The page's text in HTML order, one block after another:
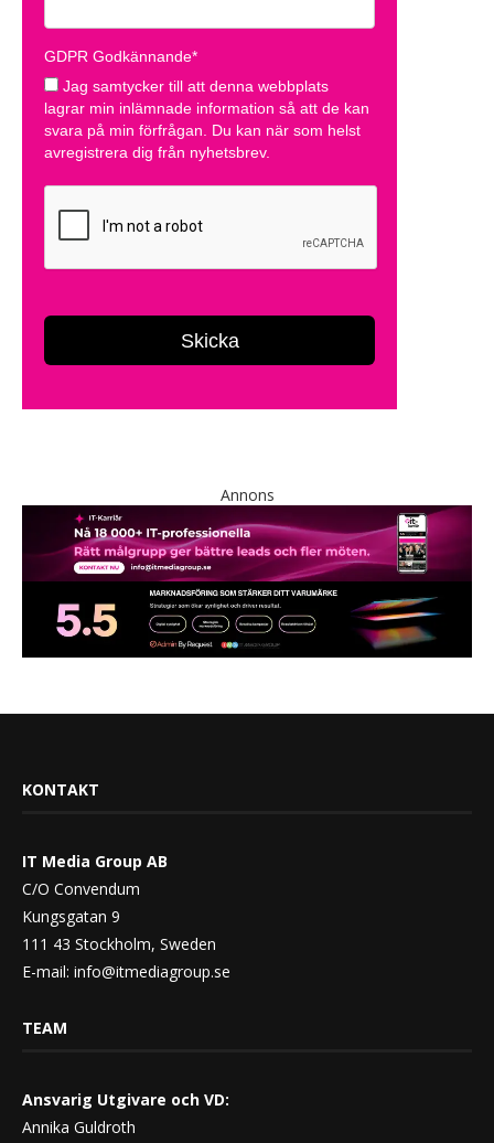
Annons
KONTAKT
IT Media Group AB
C/O Convendum
Kungsgatan 9
111 43 Stockholm, Sweden
E-mail: info@itmediagroup.se
TEAM
Ansvarig Utgivare och VD:
Annika Guldroth